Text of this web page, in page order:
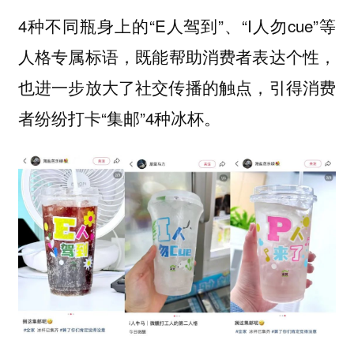
4种不同瓶身上的“E人驾到”、“I人勿cue”等
人格专属标语， 既能帮助消费者表达个性，
也进一步放大了社交传播的触点， 引得消费
者纷纷打卡“集邮”4种冰杯。